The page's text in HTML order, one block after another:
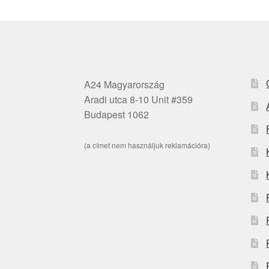
A24 Magyarország
Aradi utca 8-10 Unit #359
Budapest 1062
(a címet nem használjuk reklamációra)